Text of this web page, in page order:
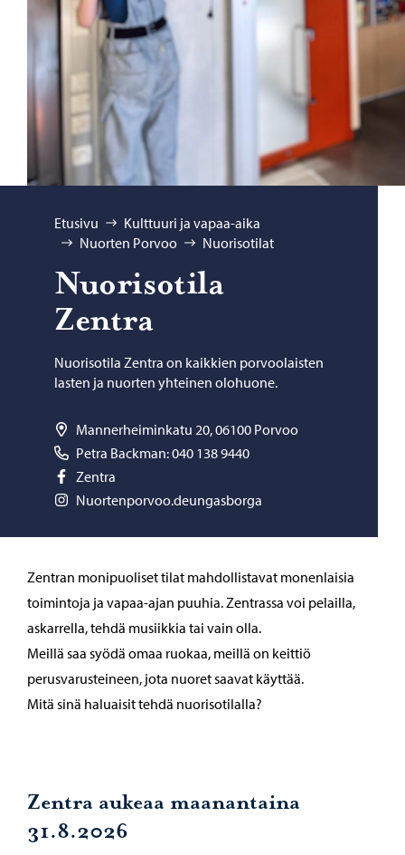
Selaa:
Etusivu
Kulttuuri ja vapaa-aika
Nuorten Porvoo
Nuorisotilat
Nuo­ri­so­ti­la
Zentra
Nuorisotila Zentra on kaikkien porvoolaisten
lasten ja nuorten yhteinen olohuone.
Mannerheiminkatu 20, 06100 Porvoo
Petra Backman: 040 138 9440
Zentra
Nuortenporvoo.deungasborga
Zentran monipuoliset tilat mahdollistavat monenlaisia
toimintoja ja vapaa-ajan puuhia. Zentrassa voi pelailla,
askarrella, tehdä musiikkia tai vain olla.
Meillä saa syödä omaa ruokaa, meillä on keittiö
perusvarusteineen, jota nuoret saavat käyttää.
Mitä sinä haluaisit tehdä nuorisotilalla?
Zentra aukeaa maanantaina
31.8.2026